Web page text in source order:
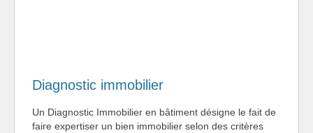
Diagnostic immobilier
Un Diagnostic Immobilier en bâtiment désigne le fait de
faire expertiser un bien immobilier selon des critères